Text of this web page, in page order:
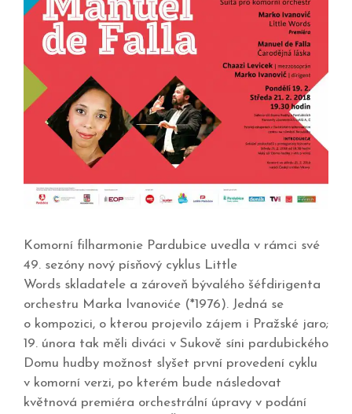
Komorní filharmonie Pardubice uvedla v rámci své
49. sezóny nový písňový cyklus Little
Words skladatele a zároveň bývalého šéfdirigenta
orchestru Marka Ivanoviće (*1976). Jedná se
o kompozici, o kterou projevilo zájem i Pražské jaro;
19. února tak měli diváci v Sukově síni pardubického
Domu hudby možnost slyšet první provedení cyklu
v komorní verzi, po kterém bude následovat
květnová premiéra orchestrální úpravy v podání